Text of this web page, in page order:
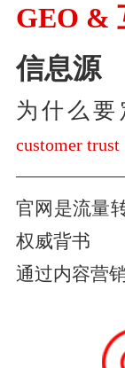
GEO &
信息源
为什么要
customer trust
官网是流量
权威背书
通过内容营